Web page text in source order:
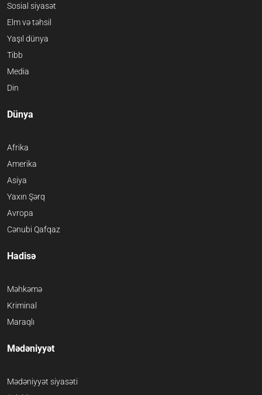
Sosial siyasət
Elm və təhsil
Yaşıl dünya
Tibb
Media
Din
Dünya
Afrika
Amerika
Asiya
Yaxın Şərq
Avropa
Cənubi Qafqaz
Hadisə
Məhkəmə
Kriminal
Maraqlı
Mədəniyyət
Mədəniyyət siyasəti